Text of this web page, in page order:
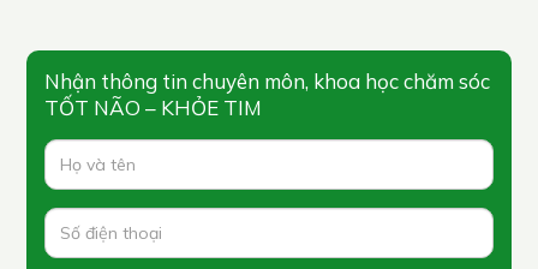
Nhận thông tin chuyên môn, khoa học chăm sóc
TỐT NÃO – KHỎE TIM